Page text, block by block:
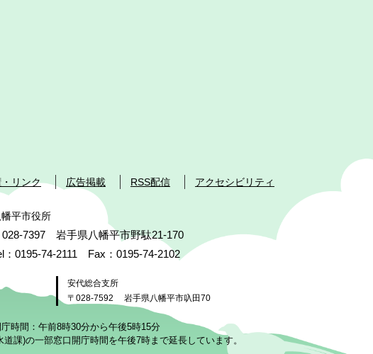
リンク 広告掲載 RSS配信 アクセシビリティ
幡平市役所
028-7397 岩手県八幡平市野駄21-170
：0195-74-2111 Fax：0195-74-2102
安代総合支所
〒028-7592
岩手県八幡平市叺田70
時間：午前8時30分から午後5時15分
課)の一部窓口開庁時間を午後7時まで延長しています。